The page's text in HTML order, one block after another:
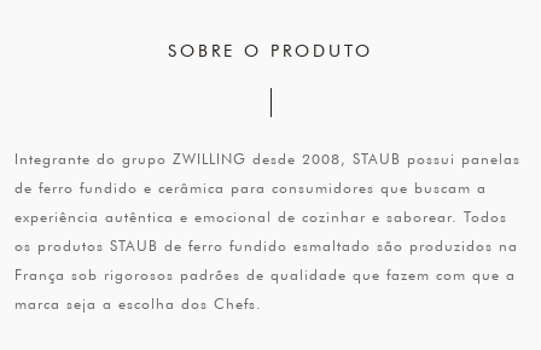
SOBRE O PRODUTO
Integrante do grupo ZWILLING desde 2008, STAUB possui panelas
de ferro fundido e cerâmica para consumidores que buscam a
experiência autêntica e emocional de cozinhar e saborear. Todos
os produtos STAUB de ferro fundido esmaltado são produzidos na
França sob rigorosos padrões de qualidade que fazem com que a
marca seja a escolha dos Chefs.